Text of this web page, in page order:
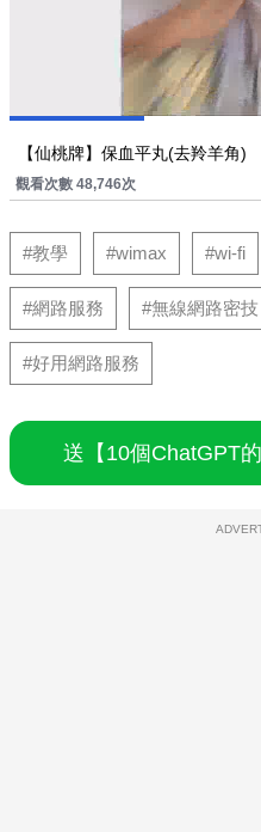
【仙桃牌】保血平丸(去羚羊角)
觀看次數 48,746次
#教學 #wimax #wi-fi
#網路服務 #無線網路密技
#好用網路服務
送【10個ChatGPT